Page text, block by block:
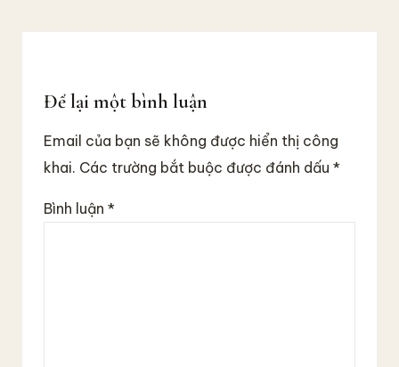
Để lại một bình luận
Email của bạn sẽ không được hiển thị công
khai. Các trường bắt buộc được đánh dấu *
Bình luận *